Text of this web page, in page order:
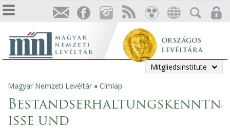
Mitgliedsinstitute
Sie
sind
Magyar Nemzeti Levéltár » Címlap
Bestandserhaltungskenntn
isse und